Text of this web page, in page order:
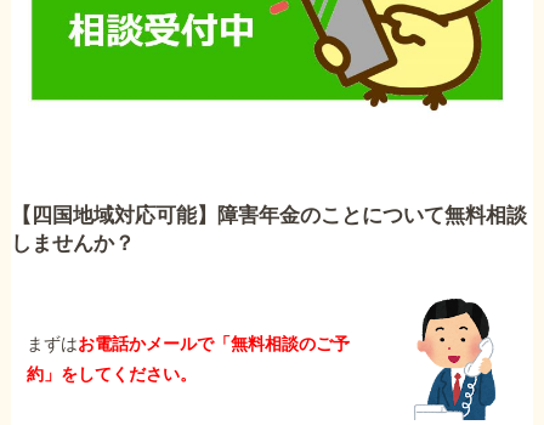
【四国地域対応可能】障害年金のことについて無料相談
しませんか？
まずはお電話かメールで「無料相談のご予
約」をしてください。